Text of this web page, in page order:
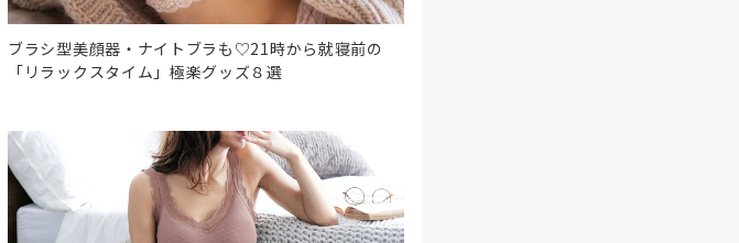
ブラシ型美顔器・ナイトブラも♡21時から就寝前の
「リラックスタイム」極楽グッズ８選